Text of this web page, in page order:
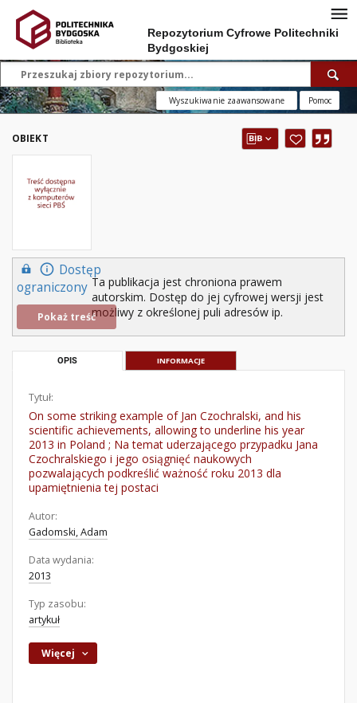
Repozytorium Cyfrowe Politechniki
Bydgoskiej
Wyszukiwanie zaawansowane Pomoc
OBIEKT
Dostęp
ograniczony
Pokaż treść
Ta publikacja jest chroniona prawem
autorskim. Dostęp do jej cyfrowej wersji jest
możliwy z określonej puli adresów ip.
OPIS INFORMACJE
Tytuł:
On some striking example of Jan Czochralski, and his
scientific achievements, allowing to underline his year
2013 in Poland ; Na temat uderzającego przypadku Jana
Czochralskiego i jego osiągnięć naukowych
pozwalających podkreślić ważność roku 2013 dla
upamiętnienia tej postaci
Autor:
Gadomski, Adam
Data wydania:
2013
Typ zasobu:
artykuł
Więcej